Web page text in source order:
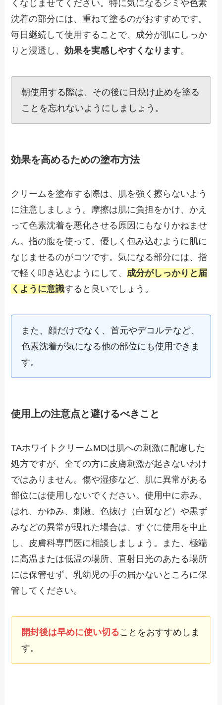
くなじませてください。特に気になるシミや色素
沈着の部分には、重ねて塗るのがおすすめです。
毎日継続して使用することで、成分が肌にしっか
りと浸透し、効果を実感しやすくなります。
朝使用する際は、その後に日焼け止めを塗る
ことを忘れないようにしましょう。
効果を高めるための塗布方法
クリームを塗布する際は、肌を強く擦らないよう
に注意しましょう。摩擦は肌に負担をかけ、かえ
って色素沈着を悪化させる原因にもなりかねませ
ん。指の腹を使って、優しく包み込むように肌に
なじませるのがコツです。気になる部分には、指
で軽く叩き込むようにして、 成分がしっかりと届
くように意識すると良いでしょう。
また、顔だけでなく、首元やデコルテなど、
色素沈着が気になる他の部位にも使用できま
す。
使用上の注意点と避けるべきこと
TAホワイトクリームMDは肌への刺激に配慮した
処方ですが、全ての方に皮膚刺激が起きないわけ
ではありません。傷や湿疹など、肌に異常がある
部位には使用しないでください。使用中に赤み、
はれ、かゆみ、刺激、色抜け（白斑など）や黒ず
みなどの異常が現れた場合は、すぐに使用を中止
し、皮膚科専門医に相談しましょう。また、極端
に高温または低温の場所、直射日光のあたる場所
には保管せず、乳幼児の手の届かないところに保
管してください。
開封後は早めに使い切ることをおすすめしま
す。